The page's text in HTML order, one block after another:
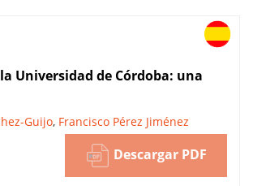
Universidad de Córdoba: una
Guijo, Francisco Pérez Jiménez
Descargar PDF